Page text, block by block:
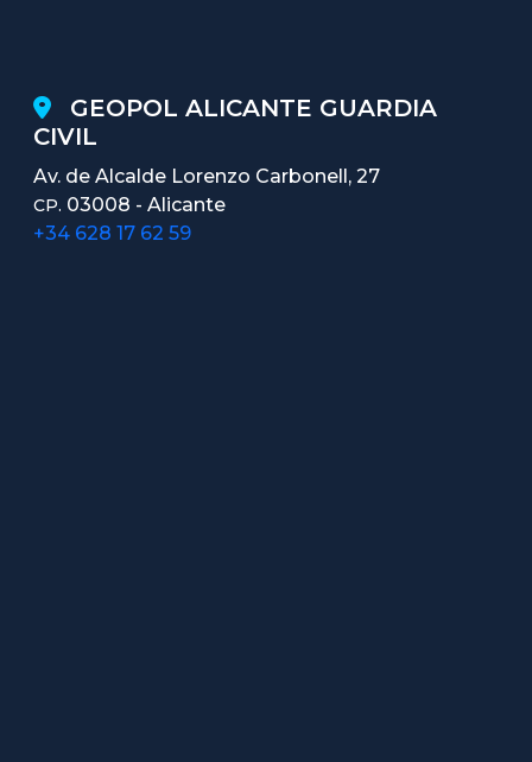
GEOPOL ALICANTE GUARDIA
CIVIL
Av. de Alcalde Lorenzo Carbonell, 27
CP. 03008 - Alicante
+34 628 17 62 59